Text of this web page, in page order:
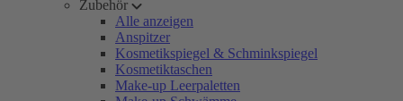
Zubehör
Alle anzeigen
Anspitzer
Kosmetikspiegel & Schminkspiegel
Kosmetiktaschen
Make-up Leerpaletten